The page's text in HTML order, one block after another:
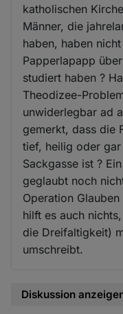
katholischen
Männer, die
haben, haben
Papperlapapp
studiert haben ?
Theodizee-
unwiderlegbar ad
gemerkt, dass die
tief, heilig oder
Sackgasse ist ?
geglaubt noch
Operation
hilft es auch
die Dreifaltigkeit)
umschreibt.
Diskussion